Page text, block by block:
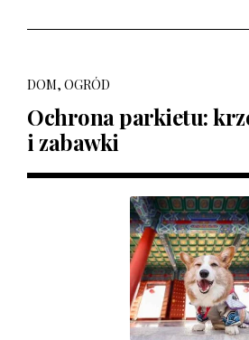
DOM, OGRÓD
Ochrona parkietu:
i zabawki